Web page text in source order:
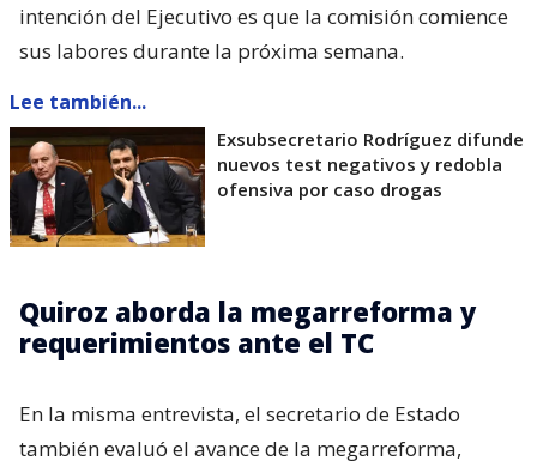
intención del Ejecutivo es que la comisión comience
sus labores durante la próxima semana.
Lee también...
Exsubsecretario Rodríguez difunde
nuevos test negativos y redobla
ofensiva por caso drogas
Quiroz aborda la megarreforma y
requerimientos ante el TC
En la misma entrevista, el secretario de Estado
también evaluó el avance de la megarreforma,